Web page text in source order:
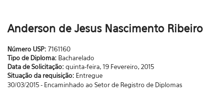
Anderson de Jesus Nascimento Ribeiro
Número USP: 7161160
Tipo de Diploma: Bacharelado
Data de Solicitação: quinta-feira, 19 Fevereiro, 2015
Situação da requisição: Entregue
30/03/2015 - Encaminhado ao Setor de Registro de Diplomas